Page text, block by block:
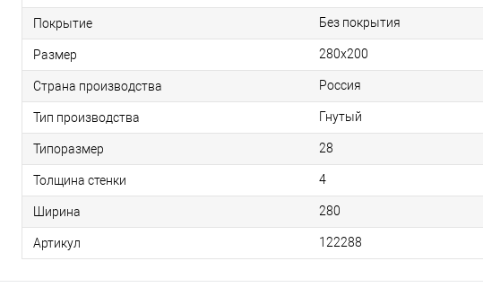
Покрытие Без покрытия
Размер 280х200
Страна производства Россия
Тип производства Гнутый
Типоразмер 28
Толщина стенки 4
Ширина 280
Артикул 122288